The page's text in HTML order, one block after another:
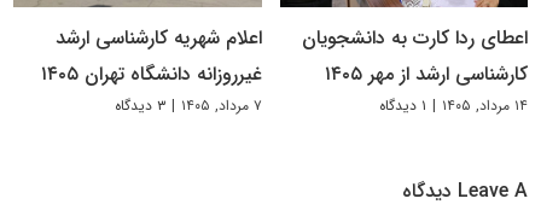
اعطای ردا کارت به دانشجویان
کارشناسی ارشد از مهر ۱۴۰۵
۱۴ مرداد, ۱۴۰۵ | ۱ دیدگاه
اعلام شهریه کارشناسی ارشد
غیرروزانه دانشگاه تهران ۱۴۰۵
۷ مرداد, ۱۴۰۵ | ۳ دیدگاه
Leave A دیدگاه